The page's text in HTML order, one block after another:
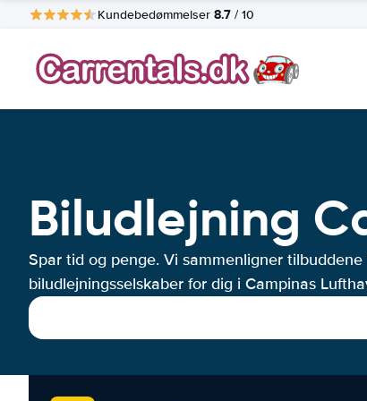
Kundebedømmelser 8.7 / 10
Biludlejning
Spar tid og penge. Vi sammenligner tilbuddene
biludlejningsselskaber for dig i Campinas